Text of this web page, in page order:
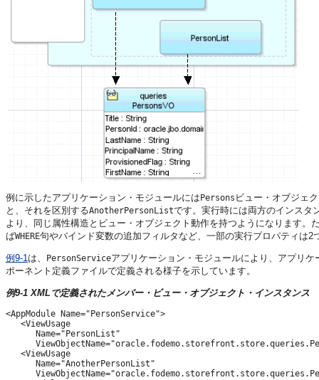
例に示したアプリケーション・モジュールには Persons ビュー・オブジェ
と、それを区別するAnotherPersonListです。実行時には両方のインスタ
より、同じ属性構造とビュー・オブジェクト動作を持つようになります
ばWHERE句やバインド変数の追加フィルタなど、一部の実行プロパティは
例9-1は、 PersonServiceアプリケーション・モジュールにより、アプリ
ポーネント定義ファイルで定義される様子を示しています。
例9-1 XMLで定義されたメンバー・ビュー・オブジェクト・インスタンス
<AppModule Name="PersonService">
   <ViewUsage
      Name="PersonList"
   <ViewUsage
      Name="AnotherPersonList"